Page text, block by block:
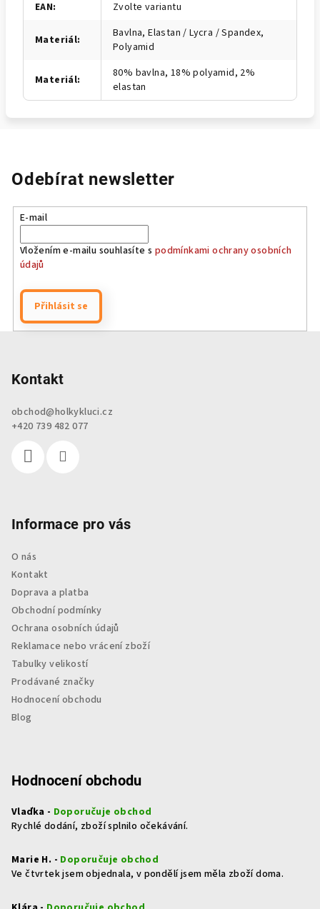
EAN: Zvolte variantu
Materiál:
Bavlna, Elastan / Lycra / Spandex,
Polyamid
Materiál:
80% bavlna, 18% polyamid, 2%
elastan
Odebírat newsletter
E-mail
Vložením e-mailu souhlasíte s podmínkami ochrany osobních
údajů
Přihlásit se
Kontakt
obchod@holkykluci.cz
+420 739 482 077
Informace pro vás
O nás
Kontakt
Doprava a platba
Obchodní podmínky
Ochrana osobních údajů
Reklamace nebo vrácení zboží
Tabulky velikostí
Prodávané značky
Hodnocení obchodu
Blog
Hodnocení obchodu
Vlaďka - Doporučuje obchod
Rychlé dodání, zboží splnilo očekávání.
Marie H. - Doporučuje obchod
Ve čtvrtek jsem objednala, v pondělí jsem měla zboží doma.